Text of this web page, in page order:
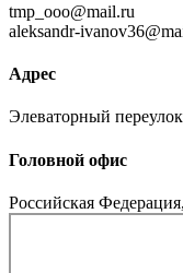
tmp_ooo@mail.ru
aleksandr-
Адрес
Элеваторный
Головной офис
Российская